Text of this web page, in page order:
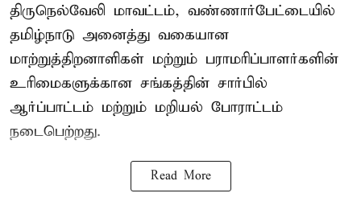
திருநெல்வேலி மாவட்டம், வண்ணார்பேட்டையில்
தமிழ்நாடு அனைத்து வகையான
மாற்றுத்திறனாளிகள் மற்றும் பராமரிப்பாளர்களின்
உரிமைகளுக்கான சங்கத்தின் சார்பில்
ஆர்ப்பாட்டம் மற்றும் மறியல் போராட்டம்
நடைபெற்றது.
Read More